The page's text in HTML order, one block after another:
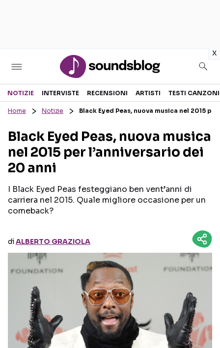
x
Sezioni
RECENSIONI MUSICALI
INTERVISTE
GOSSIP E CURIOSITÀ
TESTI CANZONI
TOUR ED EVENTI
Seguici sui social
NOTIZIE INTERVISTE RECENSIONI ARTISTI TESTI CANZONI
Home Notizie Black Eyed Peas, nuova musica nel 2015
Black Eyed Peas, nuova musica
nel 2015 per l’anniversario dei
20 anni
I Black Eyed Peas festeggiano ben vent’anni di
carriera nel 2015. Quale migliore occasione per un
comeback?
diALBERTO GRAZIOLA